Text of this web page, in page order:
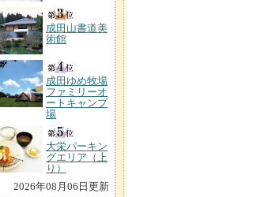
成田山書道美
術館
成田ゆめ牧場
ファミリーオ
ートキャンプ
場
大栄パーキン
グエリア（上
り）
2026年08月06日更新